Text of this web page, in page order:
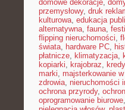
domowe dekoracje,
przemysłowy, druk
kulturowa, edukacja
alternatywna, fauna,
flipping nieruchomości,
świata, hardware PC,
płatnicze, klimatyzacja,
kopiarki, krajobraz,
marki, majsterkowanie
zdrowia, nieruchomości
ochrona przyrody,
oprogramowanie biurowe,